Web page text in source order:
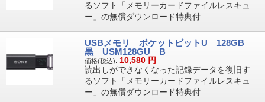
るソフト「メモリーカードファイルレスキュ
ー」の無償ダウンロード特典付
USBメモリ ポケットビットU 128GB
黒 USM128GU B
価格(税込): 10,580 円
読出しができなくなった記録データを復旧す
るソフト「メモリーカードファイルレスキュ
ー」の無償ダウンロード特典付